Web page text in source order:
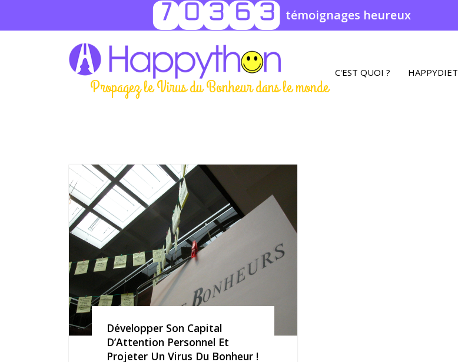
70363 témoignages heureux
Propagez le Virus du Bonheur dans le monde
C'EST QUOI ? HAPPYDIET
Développer Son Capital
D’Attention Personnel Et
Projeter Un Virus Du Bonheur !